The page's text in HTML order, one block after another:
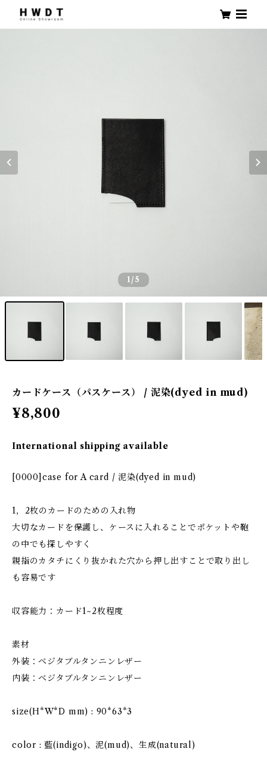
1/5
カードケース（パスケース） / 泥染(dyed in mud)
¥8,800
International shipping available
[0000]case for A card / 泥染(dyed in mud)
1，2枚のカードのための入れ物
大切なカードを保護し、ケースに入れることでポケットや鞄
の中でも探しやすく
親指のカタチにくり抜かれた穴から押し出すことで取り出し
も容易です
収容能力：カード1~2枚程度
素材
外装：ベジタブルタンニンレザー
内装：ベジタブルタンニンレザー
size(H*W*D mm) : 90*63*3
color : 藍(indigo)、泥(mud)、生成(natural)